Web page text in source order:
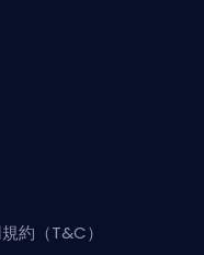
約（T&C）